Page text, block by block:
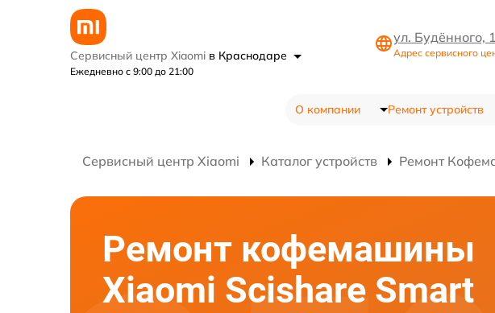
Сервисный центр Xiaomi в Краснодаре
Ежедневно с 9:00 до 21:00
ул. Будённого,
Адрес сервисного
О компании Ремонт устройств
Сервисный центр Xiaomi Каталог устройств Ремонт
Ремонт кофемашины
Xiaomi Scishare Smart